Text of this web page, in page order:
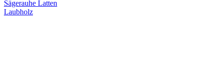
Sägerauhe Latten
Laubholz